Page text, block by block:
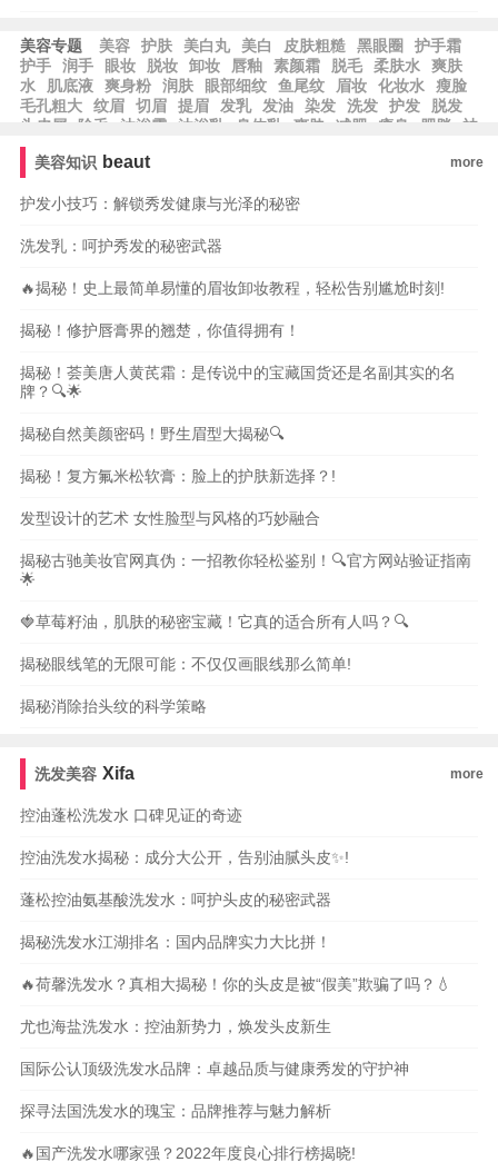
美容专题 美容 护肤 美白丸 美白 皮肤粗糙 黑眼圈
护手霜
护手
润手 眼妆 脱妆 卸妆 唇釉 素颜霜 脱毛 柔肤水
爽肤
水
肌底液 爽身粉 润肤 眼部细纹 鱼尾纹 眉妆 化妆水
瘦脸
毛孔粗大
纹眉 切眉 提眉 发乳 发油 染发 洗发 护发
脱发
头皮屑
除毛 沐浴露 沐浴乳 身体乳 爽肤 减肥 瘦身 肥胖
祛
皱
美容知识 beaut more
护发小技巧：解锁秀发健康与光泽的秘密
洗发乳：呵护秀发的秘密武器
🔥揭秘！史上最简单易懂的眉妆卸妆教程，轻松告别尴尬时刻!
揭秘！修护唇膏界的翘楚，你值得拥有！
揭秘！荟美唐人黄芪霜：是传说中的宝藏国货还是名副其实的名
牌？🔍🌟
揭秘自然美颜密码！野生眉型大揭秘🔍
揭秘！复方氟米松软膏：脸上的护肤新选择？!
发型设计的艺术 女性脸型与风格的巧妙融合
揭秘古驰美妆官网真伪：一招教你轻松鉴别！🔍官方网站验证指南
🌟
🍓草莓籽油，肌肤的秘密宝藏！它真的适合所有人吗？🔍
揭秘眼线笔的无限可能：不仅仅画眼线那么简单!
揭秘消除抬头纹的科学策略
洗发美容 Xifa more
控油蓬松洗发水 口碑见证的奇迹
控油洗发水揭秘：成分大公开，告别油腻头皮✨!
蓬松控油氨基酸洗发水：呵护头皮的秘密武器
揭秘洗发水江湖排名：国内品牌实力大比拼！
🔥荷馨洗发水？真相大揭秘！你的头皮是被“假美”欺骗了吗？💧
尤也海盐洗发水：控油新势力，焕发头皮新生
国际公认顶级洗发水品牌：卓越品质与健康秀发的守护神
探寻法国洗发水的瑰宝：品牌推荐与魅力解析
🔥国产洗发水哪家强？2022年度良心排行榜揭晓!